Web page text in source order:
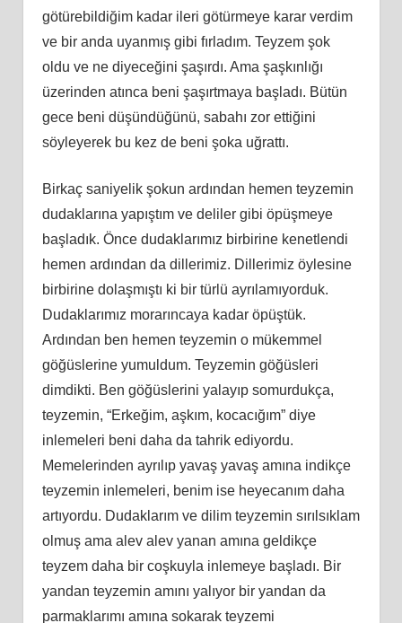
götürebildiğim kadar ileri götürmeye karar verdim
ve bir anda uyanmış gibi fırladım. Teyzem şok
oldu ve ne diyeceğini şaşırdı. Ama şaşkınlığı
üzerinden atınca beni şaşırtmaya başladı. Bütün
gece beni düşündüğünü, sabahı zor ettiğini
söyleyerek bu kez de beni şoka uğrattı.
Birkaç saniyelik şokun ardından hemen teyzemin
dudaklarına yapıştım ve deliler gibi öpüşmeye
başladık. Önce dudaklarımız birbirine kenetlendi
hemen ardından da dillerimiz. Dillerimiz öylesine
birbirine dolaşmıştı ki bir türlü ayrılamıyorduk.
Dudaklarımız morarıncaya kadar öpüştük.
Ardından ben hemen teyzemin o mükemmel
göğüslerine yumuldum. Teyzemin göğüsleri
dimdikti. Ben göğüslerini yalayıp somurdukça,
teyzemin, “Erkeğim, aşkım, kocacığım” diye
inlemeleri beni daha da tahrik ediyordu.
Memelerinden ayrılıp yavaş yavaş amına indikçe
teyzemin inlemeleri, benim ise heyecanım daha
artıyordu. Dudaklarım ve dilim teyzemin sırılsıklam
olmuş ama alev alev yanan amına geldikçe
teyzem daha bir coşkuyla inlemeye başladı. Bir
yandan teyzemin amını yalıyor bir yandan da
parmaklarımı amına sokarak teyzemi